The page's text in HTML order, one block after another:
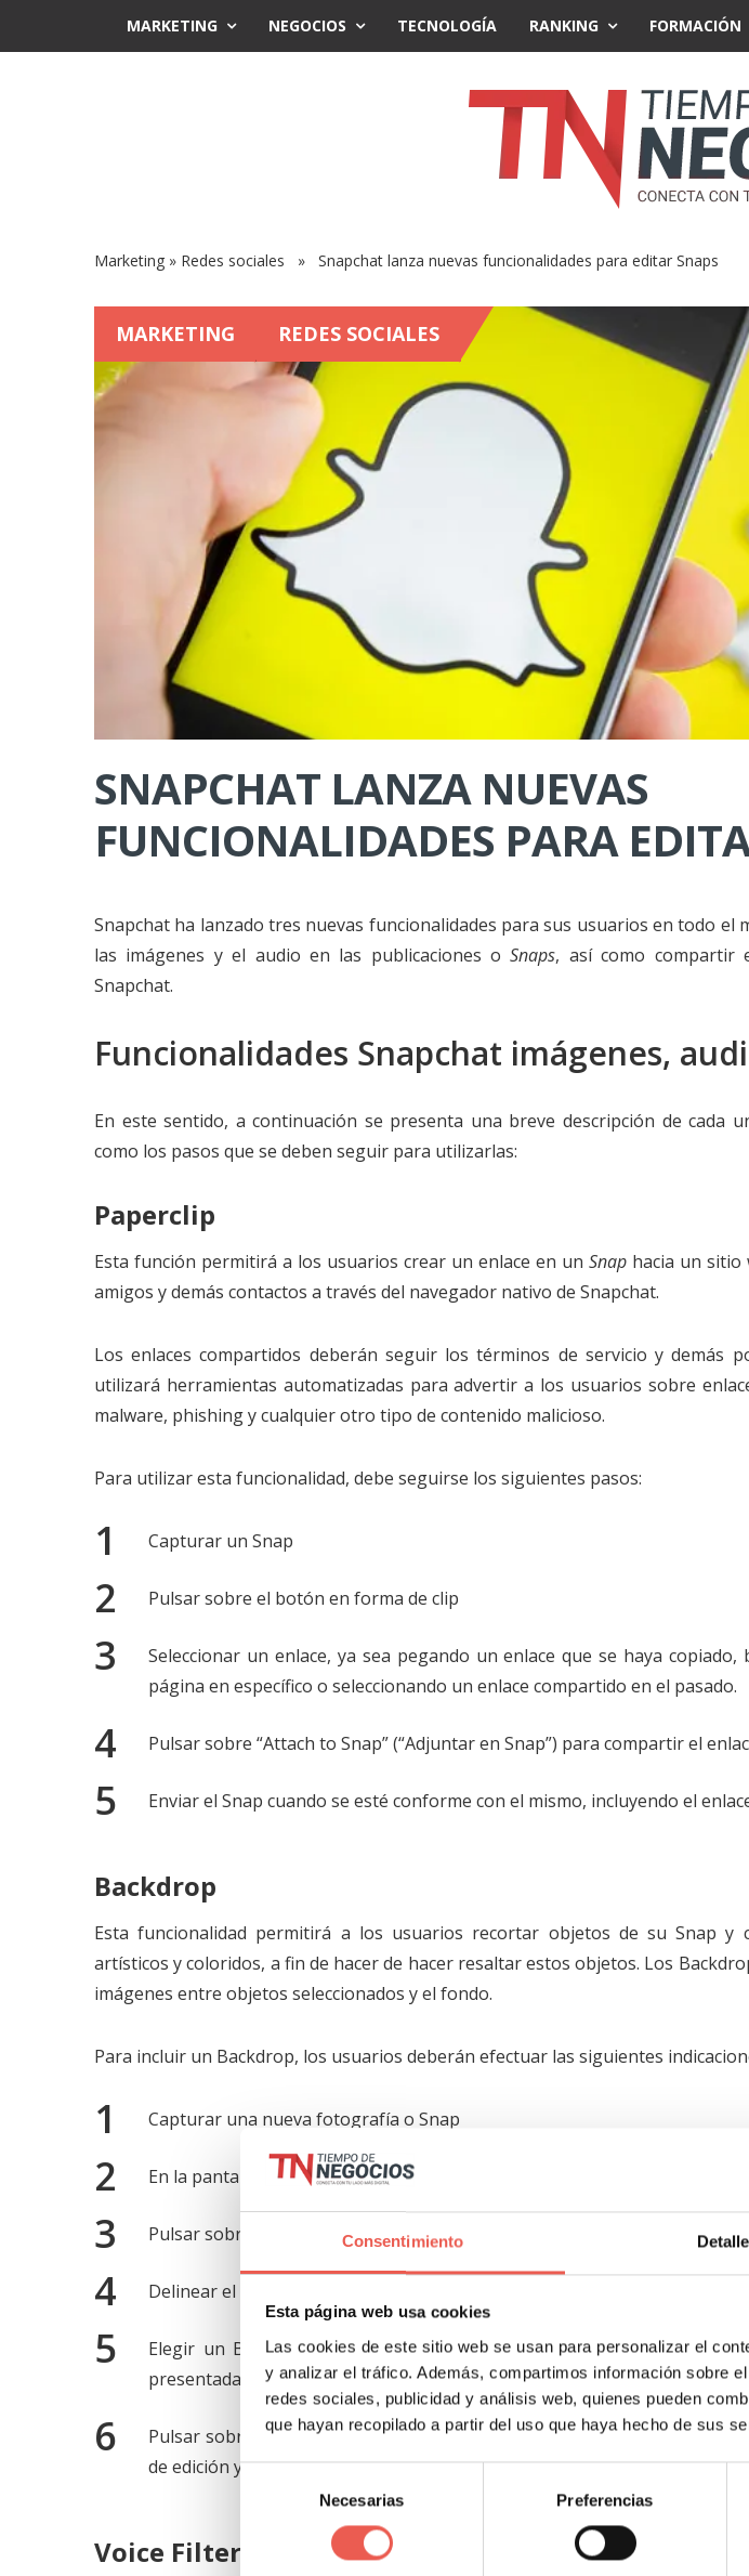
Consentimiento
Esta página web usa cookies
Las cookies de este sitio web se usan para personalizar el
y analizar el tráfico. Además, compartimos información sobre
redes sociales, publicidad y análisis web, quienes pueden
que hayan recopilado a partir del uso que haya hecho de sus
Selección
consentimiento
Necesarias Preferencias
MARKETING NEGOCIOS TECNOLOGÍA RANKING FORMACIÓN
Marketing » Redes sociales » Snapchat lanza nuevas funcionalidades para editar Snaps
MARKETING REDES SOCIALES
SNAPCHAT LANZA NUEVAS
FUNCIONALIDADES PARA
Snapchat ha lanzado tres nuevas funcionalidades para sus usuarios en todo el
las imágenes y el audio en las publicaciones oSnaps, así como compartir
Snapchat.
Funcionalidades Snapchat imágenes,
En este sentido, a continuación se presenta una breve descripción de cada
como los pasos que se deben seguir para utilizarlas:
Paperclip
Esta función permitirá a los usuarios crear un enlace en unSnap hacia un
amigos y demás contactos a través del navegador nativo de Snapchat.
Los enlaces compartidos deberán seguir los términos de servicio y demás
utilizará herramientas automatizadas para advertir a los usuarios sobre
malware, phishing y cualquier otro tipo de contenido malicioso.
Para utilizar esta funcionalidad, debe seguirse los siguientes pasos:
Capturar un Snap
Pulsar sobre el botón en forma de clip
Seleccionar un enlace, ya sea pegando un enlace que se haya
página en específico o seleccionando un enlace compartido en el pasado.
Pulsar sobre “Attach to Snap” (“Adjuntar en Snap”) para compartir el
Enviar el Snap cuando se esté conforme con el mismo, incluyendo el
Backdrop
Esta funcionalidad permitirá a los usuarios recortar objetos de su Snap y
artísticos y coloridos, a fin de hacer de hacer resaltar estos objetos. Los
imágenes entre objetos seleccionados y el fondo.
Para incluir un Backdrop, los usuarios deberán efectuar las siguientes
Capturar una nueva fotografía o Snap
En la pantalla de previsualización, debe pulsarse sobre el botón en forma
Pulsar sobre el botón con líneas diagonales al final de la lista de opciones
Delinear el objeto que se desee resaltar y que se mantendrá frente al
Elegir un Backdrop o efecto que se quiera aplicar sobre el fondo
presentadas en la barra de alternativas que aparecerá a la derecha de la
Pulsar sobre el botón con las tijeras cuando se esté conforme con el
de edición y publicar el Snap.
Voice Filters